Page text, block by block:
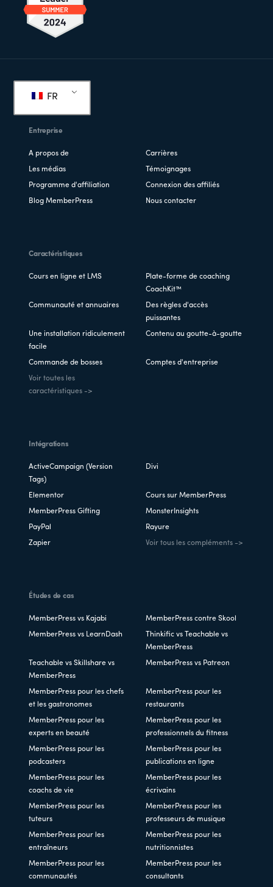
de
FR
Entreprise
A propos de Carrières
Les médias Témoignages
Programme d'affiliation Connexion des affiliés
Blog MemberPress Nous contacter
Caractéristiques
Cours en ligne et LMS
Plate-forme de coaching
CoachKit™
Communauté et annuaires
Des règles d'accès
puissantes
Une installation ridiculement
facile
Contenu au goutte-à-goutte
Commande de bosses Comptes d'entreprise
Voir toutes les
caractéristiques ->
Intégrations
ActiveCampaign (Version
Tags)
Divi
Elementor Cours sur MemberPress
MemberPress Gifting MonsterInsights
PayPal Rayure
Zapier Voir tous les compléments ->
Études de cas
MemberPress vs Kajabi MemberPress contre Skool
MemberPress vs LearnDash
Thinkific vs Teachable vs
MemberPress
Teachable vs Skillshare vs
MemberPress
MemberPress vs Patreon
MemberPress pour les chefs
et les gastronomes
MemberPress pour les
restaurants
MemberPress pour les
experts en beauté
MemberPress pour les
professionnels du fitness
MemberPress pour les
podcasters
MemberPress pour les
publications en ligne
MemberPress pour les
coachs de vie
MemberPress pour les
écrivains
MemberPress pour les
tuteurs
MemberPress pour les
professeurs de musique
MemberPress pour les
entraîneurs
MemberPress pour les
nutritionnistes
MemberPress pour les
communautés
MemberPress pour les
consultants